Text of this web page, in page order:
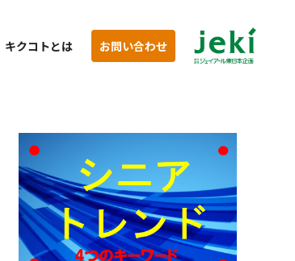
キクコトとは お問い合わせ